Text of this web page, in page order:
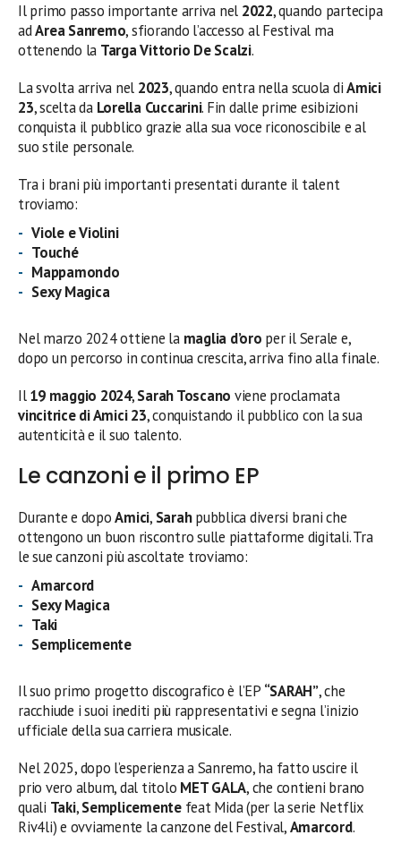
Il primo passo importante arriva nel 2022, quando partecipa
adArea Sanremo, sfiorando l’accesso al Festival ma
ottenendo la Targa Vittorio De Scalzi.
La svolta arriva nel 2023, quando entra nella scuola diAmici
23, scelta da Lorella Cuccarini. Fin dalle prime esibizioni
conquista il pubblico grazie alla sua voce riconoscibile e al
suo stile personale.
Tra i brani più importanti presentati durante il talent
troviamo:
Viole e Violini
Touché
Mappamondo
Sexy Magica
Nel marzo 2024 ottiene la maglia d’oro per il Serale e,
dopo un percorso in continua crescita, arriva fino alla finale.
Il19 maggio 2024,Sarah Toscano viene proclamata
vincitrice di Amici 23, conquistando il pubblico con la sua
autenticità e il suo talento.
Le canzoni e il primo EP
Durante e dopoAmici, Sarahpubblica diversi brani che
ottengono un buon riscontro sulle piattaforme digitali. Tra
le sue canzoni più ascoltate troviamo:
Amarcord
Sexy Magica
Taki
Semplicemente
Il suo primo progetto discografico è l’EP “SARAH”, che
racchiude i suoi inediti più rappresentativi e segna l’inizio
ufficiale della sua carriera musicale.
Nel 2025, dopo l’esperienza a Sanremo, ha fatto uscire il
prio vero album, dal titolo MET GALA, che contieni brano
quali Taki,Semplicementefeat Mida (per la serie Netflix
Riv4li) e ovviamente la canzone del Festival,Amarcord.